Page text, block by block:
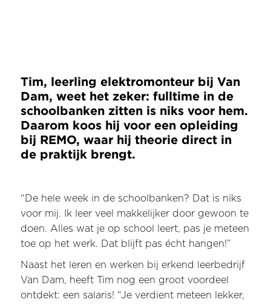
Tim, leerling elektromonteur bij Van
Dam, weet het zeker: fulltime in de
schoolbanken zitten is niks voor hem.
Daarom koos hij voor een opleiding
bij REMO, waar hij theorie direct in
de praktijk brengt.
“De hele week in de schoolbanken? Dat is niks
voor mij. Ik leer veel makkelijker door gewoon te
doen. Alles wat je op school leert, pas je meteen
toe op het werk. Dat blijft pas écht hangen!”
Naast het leren en werken bij erkend leerbedrijf
Van Dam, heeft Tim nog een groot voordeel
ontdekt: een salaris! “Je verdient meteen lekker,